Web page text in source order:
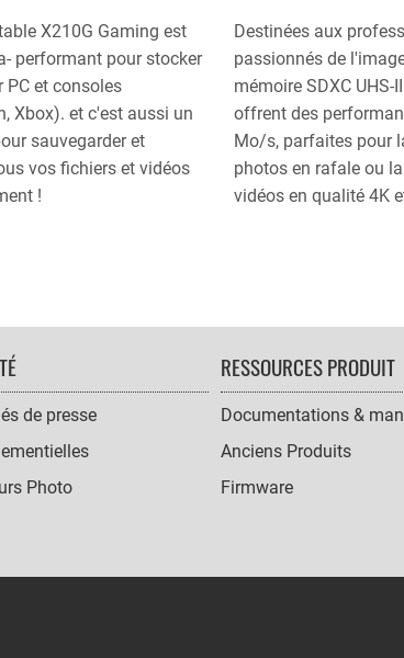
X210G Gaming est
performant pour stocker
PC et consoles
Xbox). et c'est aussi un
sauvegarder et
vos fichiers et vidéos
!
Destinées aux
passionnés de
mémoire SDXC UHS-
offrent des
Mo/s, parfaites pour
photos en rafale ou
vidéos en qualité 4K
de presse
Photo
RESSOURCES PRODUIT
Documentations &
Anciens Produits
Firmware